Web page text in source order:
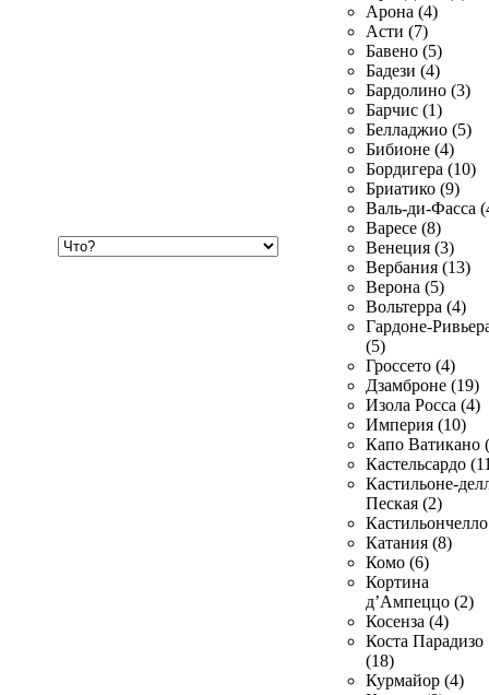
Арона (4)
Асти (7)
Бавено (5)
Бадези (4)
Бардолино (3)
Барчис (1)
Белладжио (5)
Бибионе (4)
Бордигера (10)
Бриатико (9)
Валь-ди-Фасса
Варесе (8)
Венеция (3)
Вербания (13)
Верона (5)
Вольтерра (4)
Гардоне-
(5)
Гроссето (4)
Дзамброне (19)
Изола Росса (4)
Империя (10)
Капо Ватикано
Кастельсардо
Кастильоне-
Пеская (2)
Катания (8)
Комо (6)
Кортина
д’Ампеццо (2)
Косенза (4)
Коста Парадизо
(18)
Курмайор (4)